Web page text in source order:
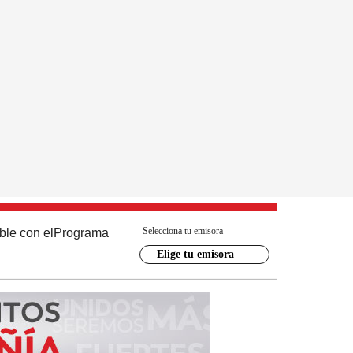
con el Programa Selecciona tu emisora
Elige tu emisora